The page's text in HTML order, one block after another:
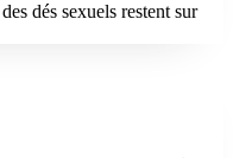
dés sexuels restent sur